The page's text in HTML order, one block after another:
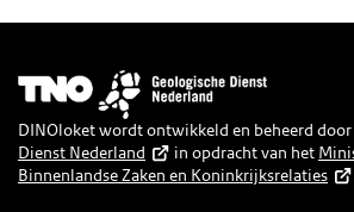
Afbeelding
DINOloket wordt ontwikkeld en beheerd door
Dienst Nederland
in opdracht van het
Binnenlandse Zaken en Koninkrijksrelaties